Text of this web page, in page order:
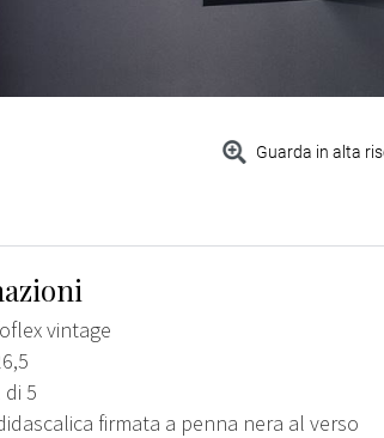
Guarda in alta
vintage
di 5
firmata a penna nera al verso